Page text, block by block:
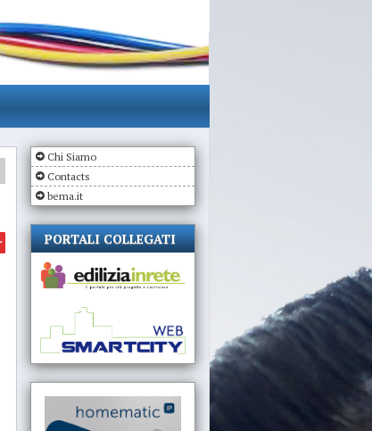
Chi Siamo
Contacts
bema.it
PORTALI COLLEGATI